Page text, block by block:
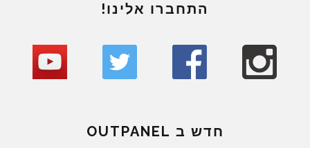
התחברו אלינו!
חדש ב OUTPANEL